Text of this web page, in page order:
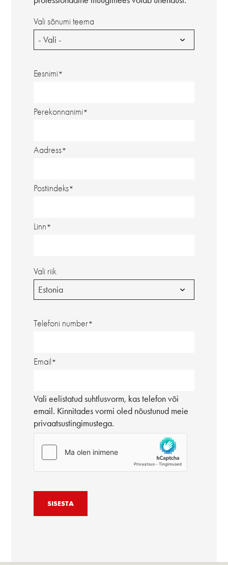
Vali sõnumi teema
- Vali -
Eesnimi
Perekonnanimi
Aadress
Postiindeks
Linn
Vali riik
Estonia
Telefoni number
Email
Vali eelistatud suhtlusvorm, kas telefon või
email. Kinnitades vormi oled nõustunud meie
privaatsustingimustega.